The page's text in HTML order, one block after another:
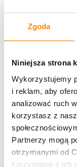
Zgoda
Niniejsza strona
Wykorzystujemy
i reklam, aby
analizować ruch
korzystasz z
Partnerzy mogą
otrzymanymi od
korzystania z ich
Potrzebujesz
hurtowniiPrzejdź
Specyfikacja
Opinie